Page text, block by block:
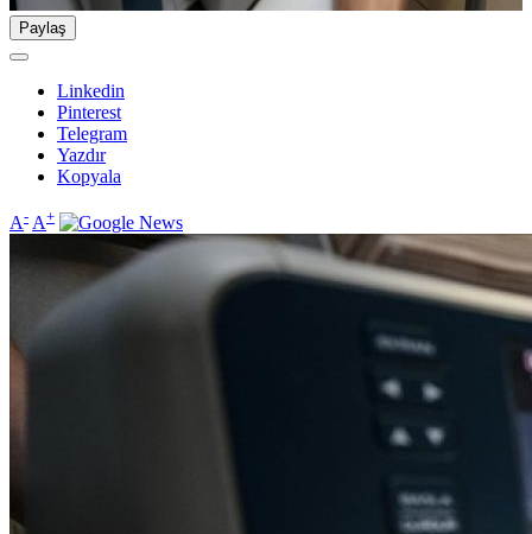
Paylaş
Linkedin
Pinterest
Telegram
Yazdır
Kopyala
A- A+